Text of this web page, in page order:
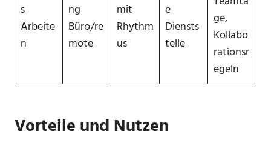
s
Arbeite
n
ng
Büro/re
mote
mit
Rhythm
us
e
Diensts
telle
ge,
Kollabo
rationsr
egeln
Vorteile und Nutzen